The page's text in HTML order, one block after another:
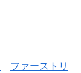
ファーストリ